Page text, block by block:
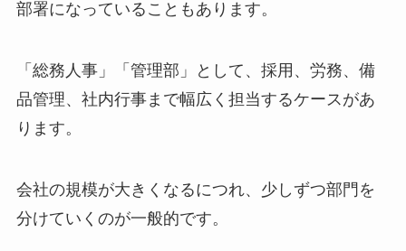
部署になっていることもあります。
「総務人事」「管理部」として、採用、労務、備
品管理、社内行事まで幅広く担当するケースがあ
ります。
会社の規模が大きくなるにつれ、少しずつ部門を
分けていくのが一般的です。